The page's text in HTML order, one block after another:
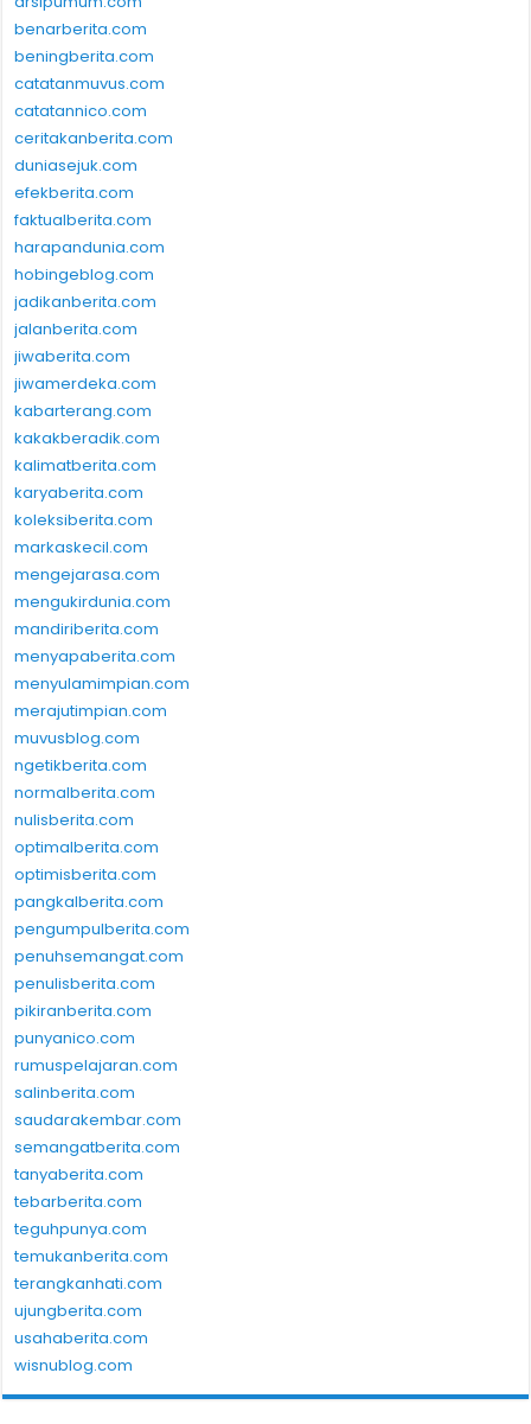
benarberita.com
beningberita.com
catatanmuvus.com
catatannico.com
ceritakanberita.com
duniasejuk.com
efekberita.com
faktualberita.com
harapandunia.com
hobingeblog.com
jadikanberita.com
jalanberita.com
jiwaberita.com
jiwamerdeka.com
kabarterang.com
kakakberadik.com
kalimatberita.com
karyaberita.com
koleksiberita.com
markaskecil.com
mengejarasa.com
mengukirdunia.com
mandiriberita.com
menyapaberita.com
menyulamimpian.com
merajutimpian.com
muvusblog.com
ngetikberita.com
normalberita.com
nulisberita.com
optimalberita.com
optimisberita.com
pangkalberita.com
pengumpulberita.com
penuhsemangat.com
penulisberita.com
pikiranberita.com
punyanico.com
rumuspelajaran.com
salinberita.com
saudarakembar.com
semangatberita.com
tanyaberita.com
tebarberita.com
teguhpunya.com
temukanberita.com
terangkanhati.com
ujungberita.com
usahaberita.com
wisnublog.com